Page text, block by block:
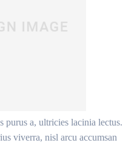
purus a, ultricies lacinia lectus.
viverra, nisl arcu accumsan